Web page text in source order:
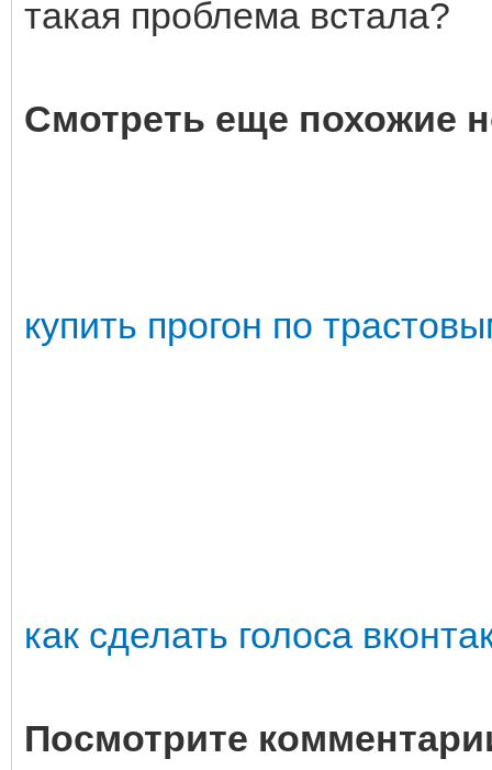
такая проблема встала?
Смотреть еще похожие
купить прогон по
как сделать голоса
Посмотрите